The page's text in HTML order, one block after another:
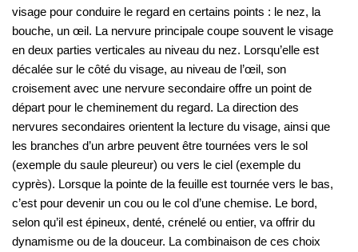
visage pour conduire le regard en certains points : le nez, la
bouche, un œil. La nervure principale coupe souvent le visage
en deux parties verticales au niveau du nez. Lorsqu’elle est
décalée sur le côté du visage, au niveau de l’œil, son
croisement avec une nervure secondaire offre un point de
départ pour le cheminement du regard. La direction des
nervures secondaires orientent la lecture du visage, ainsi que
les branches d’un arbre peuvent être tournées vers le sol
(exemple du saule pleureur) ou vers le ciel (exemple du
cyprès). Lorsque la pointe de la feuille est tournée vers le bas,
c’est pour devenir un cou ou le col d’une chemise. Le bord,
selon qu’il est épineux, denté, crénelé ou entier, va offrir du
dynamisme ou de la douceur. La combinaison de ces choix